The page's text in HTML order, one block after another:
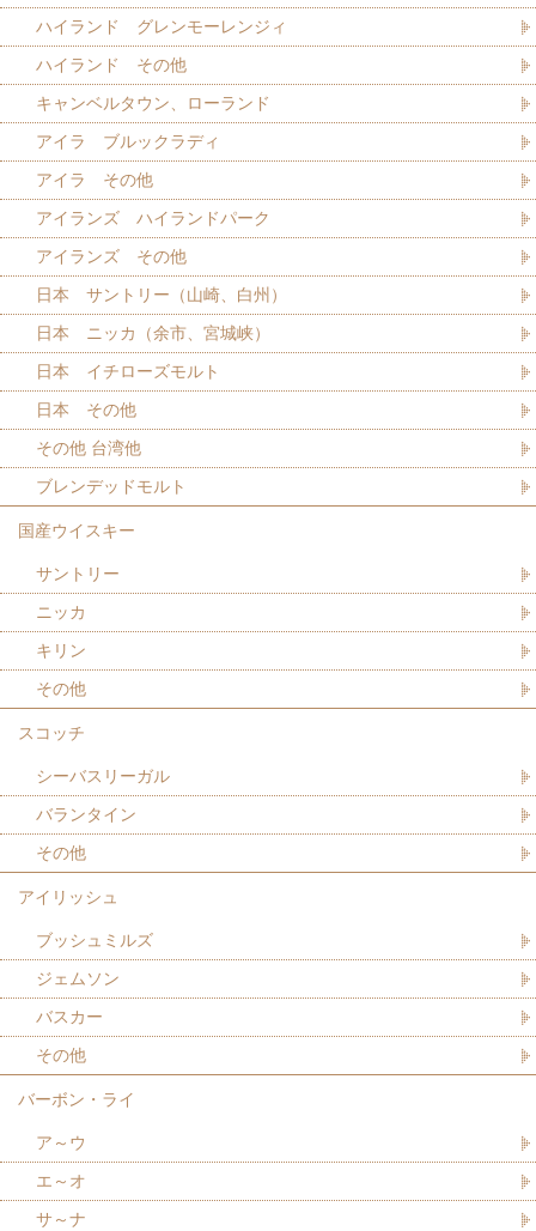
ハイランド グレンモーレンジィ
ハイランド その他
キャンベルタウン、ローランド
アイラ ブルックラディ
アイラ その他
アイランズ ハイランドパーク
アイランズ その他
日本 サントリー（山崎、白州）
日本 ニッカ（余市、宮城峡）
日本 イチローズモルト
日本 その他
その他 台湾他
ブレンデッドモルト
国産ウイスキー
サントリー
ニッカ
キリン
その他
スコッチ
シーバスリーガル
バランタイン
その他
アイリッシュ
ブッシュミルズ
ジェムソン
バスカー
その他
バーボン・ライ
ア～ウ
エ～オ
サ～ナ